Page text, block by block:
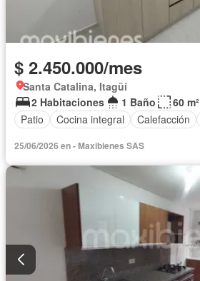
$ 2.450.000/mes
Santa Catalina, Itagüí
2 Habitaciones
1 Baño
60 m²
Patio
Cocina integral Calefacción
25/06/2026 en - Maxibienes SAS